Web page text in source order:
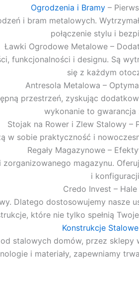
Ogrodzenia i Bramy–
i bram metalowych.
połączenie stylu i
Ławki Ogrodowe Metalowe –
funkcjonalności i designu. Są
się z każdym
Antresola Metalowa –
przestrzeń, zyskując
wykonanie to gwarancja
Stojak na Rower i Zlew Stalowy –
w sobie praktyczność i
Regały Magazynowe –
magazynu.
i
Credo Invest –
Dlatego dostosowujemy nasze
które nie tylko spełnią
Konstrukcje
stalowych domów, przez
i materiały, zapewniamy